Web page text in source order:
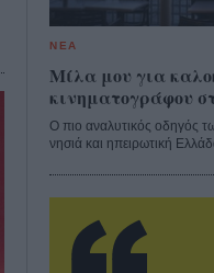
ΝΕΑ
Μίλα μου για
κινηματογράφου
Ο πιο αναλυτικός οδηγός
νησιά και ηπειρωτική